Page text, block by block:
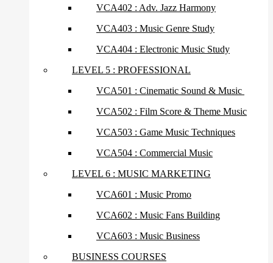
VCA402 : Adv. Jazz Harmony
VCA403 : Music Genre Study
VCA404 : Electronic Music Study
LEVEL 5 : PROFESSIONAL
VCA501 : Cinematic Sound & Music
VCA502 : Film Score & Theme Music
VCA503 : Game Music Techniques
VCA504 : Commercial Music
LEVEL 6 : MUSIC MARKETING
VCA601 : Music Promo
VCA602 : Music Fans Building
VCA603 : Music Business
BUSINESS COURSES